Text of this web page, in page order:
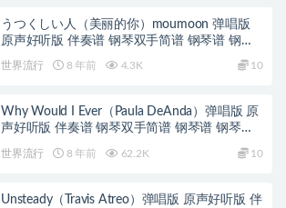
うつくしい人（美丽的你）moumoon 弹唱版
原声好听版 伴奏谱 钢琴双手简谱 钢琴谱 钢琴
世界流行 8 年前 4.3K 10
Why Would I Ever（Paula DeAnda）弹唱版 原
声好听版 伴奏谱 钢琴双手简谱 钢琴谱 钢琴简
世界流行 8 年前 62.2K 10
Unsteady（Travis Atreo）弹唱版 原声好听版 伴